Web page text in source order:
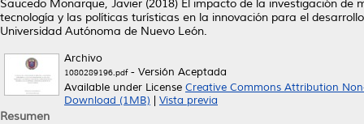
Saucedo Monarque, Javier (2018) El impacto de la investigación de
tecnología y las políticas turísticas en la innovación para el
Universidad Autónoma de Nuevo León.
Archivo
1080289196.pdf- Versión Aceptada
Available under License Creative Commons Attribution
Download (1MB)
Vista previa
Resumen